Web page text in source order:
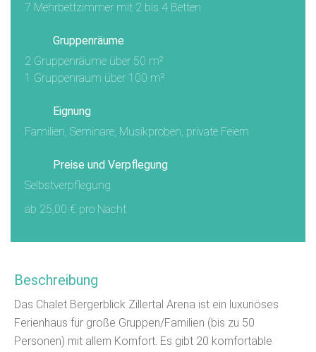
7 Mehrbettzimmer mit 2 bis 4 Betten
Gruppenräume
2 Gruppenräume über 50 m²
1 Gruppenraum über 100 m²
Eignung
Familien, Seminare, Musikproben, private Feiern
Preise und Verpflegung
Selbstverpflegung
ab 25,00 € pro Nacht
Beschreibung
Das Chalet Bergerblick Zillertal Arena ist ein luxuriöses
Ferienhaus für große Gruppen/Familien (bis zu 50
Personen) mit allem Komfort. Es gibt 20 komfortable